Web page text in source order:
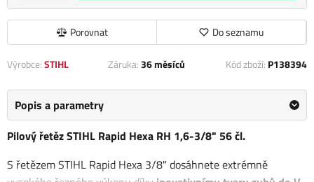
Porovnat Do seznamu
Výrobce:STIHL Záruka:36 měsíců Kód zboží: P138394
Popis a parametry
Pilový řetěz STIHL Rapid Hexa RH 1,6-3/8" 56 čl.
S řetězem STIHL Rapid Hexa 3/8" dosáhnete extrémně